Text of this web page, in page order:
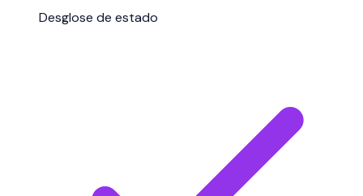
Desglose de estado